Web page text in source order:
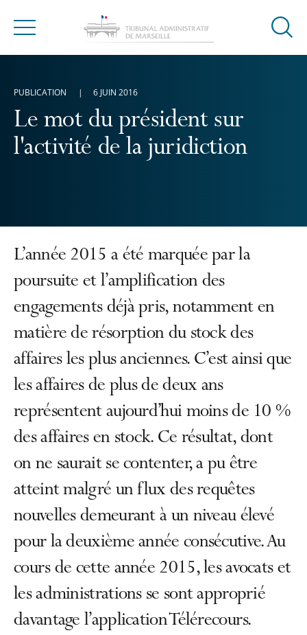
Menu
Ouvrir
Le mot du président sur
l'activité de la juridiction
PUBLICATION 6 JUIN 2016
L’année 2015 a été marquée par la
poursuite et l’amplification des
engagements déjà pris, notamment en
matière de résorption du stock des
affaires les plus anciennes. C’est ainsi que
les affaires de plus de deux ans
représentent aujourd’hui moins de 10 %
des affaires en stock. Ce résultat, dont
on ne saurait se contenter, a pu être
atteint malgré un flux des requêtes
nouvelles demeurant à un niveau élevé
pour la deuxième année consécutive. Au
cours de cette année 2015, les avocats et
les administrations se sont approprié
davantage l’application Télérecours.